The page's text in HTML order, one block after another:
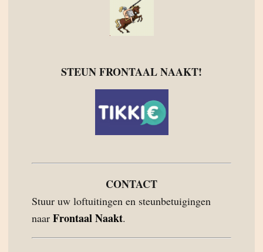
STEUN FRONTAAL NAAKT!
CONTACT
Stuur uw loftuitingen en steunbetuigingen
naar Frontaal Naakt.